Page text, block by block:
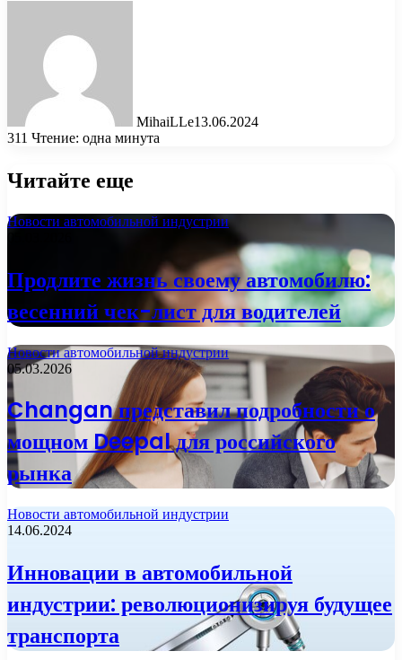
MihaiLLe13.06.2024
311 Чтение: одна минута
Читайте еще
Новости автомобильной индустрии
Продлите жизнь своему автомобилю:
весенний чек-лист для водителей
Новости автомобильной индустрии
05.03.2026
Changan представил подробности о
мощном Deepal для российского
рынка
Новости автомобильной индустрии
14.06.2024
Инновации в автомобильной
индустрии: революционизируя будущее
транспорта